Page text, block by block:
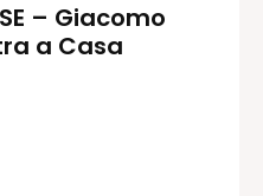
– Giacomo
a Casa